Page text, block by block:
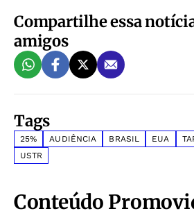
Compartilhe essa
amigos
Tags
25% AUDIÊNCIA BRASIL EUA
USTR